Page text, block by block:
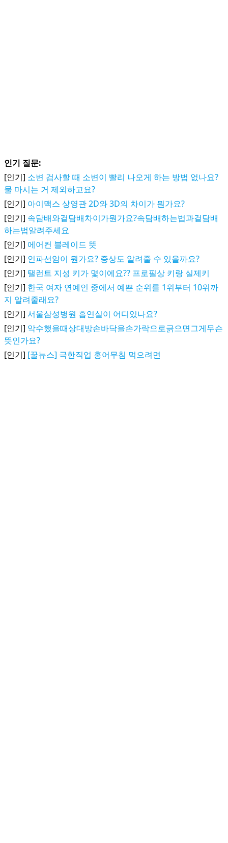
인기 질문:
[인기] 소변 검사할 때 소변이 빨리 나오게 하는 방법 없나요?
물 마시는 거 제외하고요?
[인기] 아이맥스 상영관 2D와 3D의 차이가 뭔가요?
[인기] 속담배와겉담배차이가뭔가요?속담배하는법과겉담배
하는법알려주세요
[인기] 에어컨 블레이드 뜻
[인기] 인파선암이 뭔가요? 증상도 알려줄 수 있을까요?
[인기] 탤런트 지성 키가 몇이에요?? 프로필상 키랑 실제키
[인기] 한국 여자 연예인 중에서 예쁜 순위를 1위부터 10위까
지 알려줄래요?
[인기] 서울삼성병원 흡연실이 어디있나요?
[인기] 악수했을때상대방손바닥을손가락으로긁으면그게무슨
뜻인가요?
[인기] [꿀뉴스] 극한직업 홍어무침 먹으려면